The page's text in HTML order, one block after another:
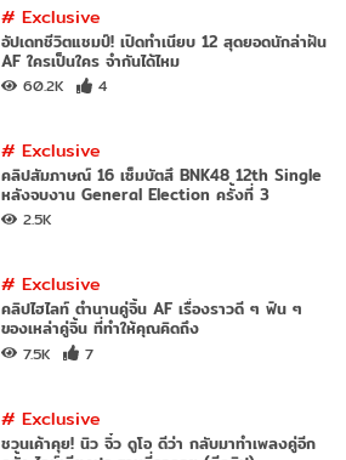
#Exclusive
อัปเดทชีวิตแชมป์! เปิดทำเนียบ 12 สุดยอดนักล่าฝัน
AF ใครเป็นใคร จำกันได้ไหม
60.2K 4
#Exclusive
คลิปสัมภาษณ์ 16 เซ็มบัตสึ BNK48 12th Single
หลังจบงาน General Election ครั้งที่ 3
2.5K
#Exclusive
คลิปไฮไลท์ ตำนานคู่จิ้น AF เรื่องราวดี ๆ ฟิน ๆ
ของเหล่าคู่จิ้น ที่ทำให้คุณคิดถึง
7.5K 7
#Exclusive
ชวนเค้าคุย! นิว จิ๋ว ดูโอ ดีว่า กลับมาทำเพลงคู่อีก